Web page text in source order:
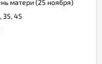
матери (25 ноября)
35, 45